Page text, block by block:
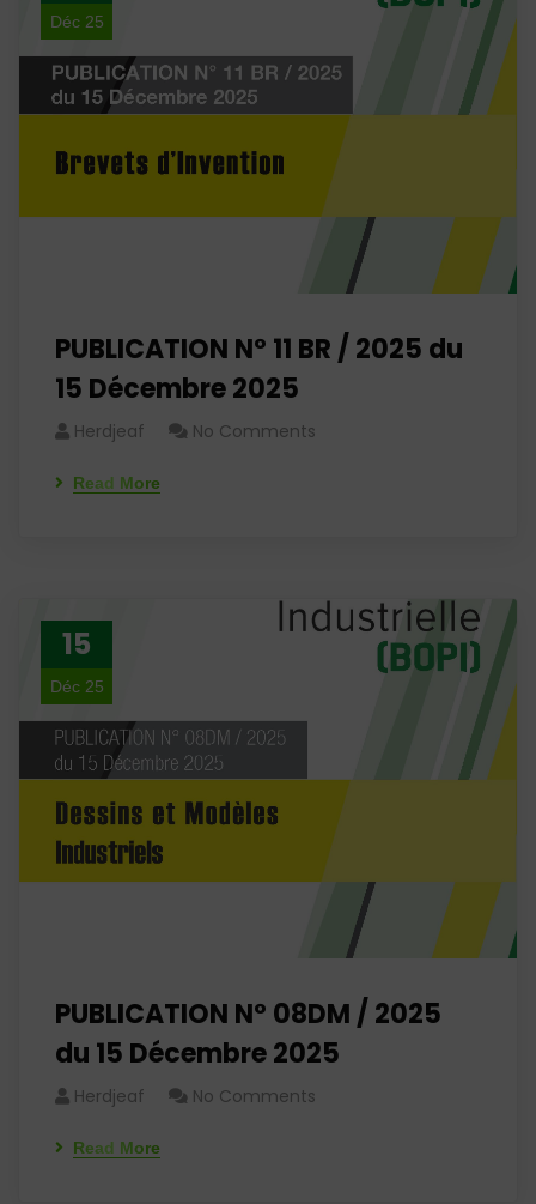
Déc 25
PUBLICATION N° 11 BR / 2025 du
15 Décembre 2025
Herdjeaf No Comments
Read More
15
Déc 25
PUBLICATION N° 08DM / 2025
du 15 Décembre 2025
Herdjeaf No Comments
Read More